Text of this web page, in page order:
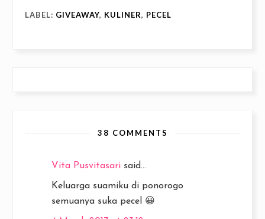
LABEL: GIVEAWAY, KULINER, PECEL
38 COMMENTS
Vita Pusvitasari said...
Keluarga suamiku di ponorogo
semuanya suka pecel 😀